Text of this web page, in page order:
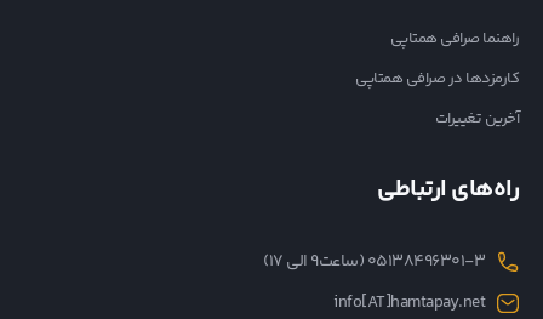
راهنما صرافی همتاپی
کارمزدها در صرافی همتاپی
آخرین تغییرات
راه‌های ارتباطی
05138496301-3 (ساعت۹ الی ۱۷)
info[AT]hamtapay.net